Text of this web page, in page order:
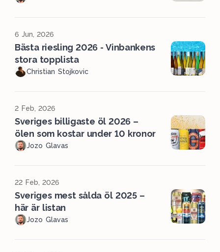
6 Jun, 2026
Bästa riesling 2026 - Vinbankens
stora topplista
Christian Stojkovic
2 Feb, 2026
Sveriges billigaste öl 2026 –
ölen som kostar under 10 kronor
Jozo Glavas
22 Feb, 2026
Sveriges mest sålda öl 2025 –
här är listan
Jozo Glavas